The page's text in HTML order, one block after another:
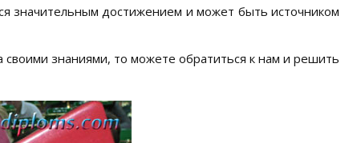
значительным достижением и может быть источником
знаниями, то можете обратиться к нам и решить